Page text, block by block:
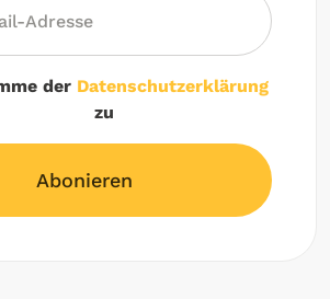
der Datenschutzerklärung
zu
Abonieren